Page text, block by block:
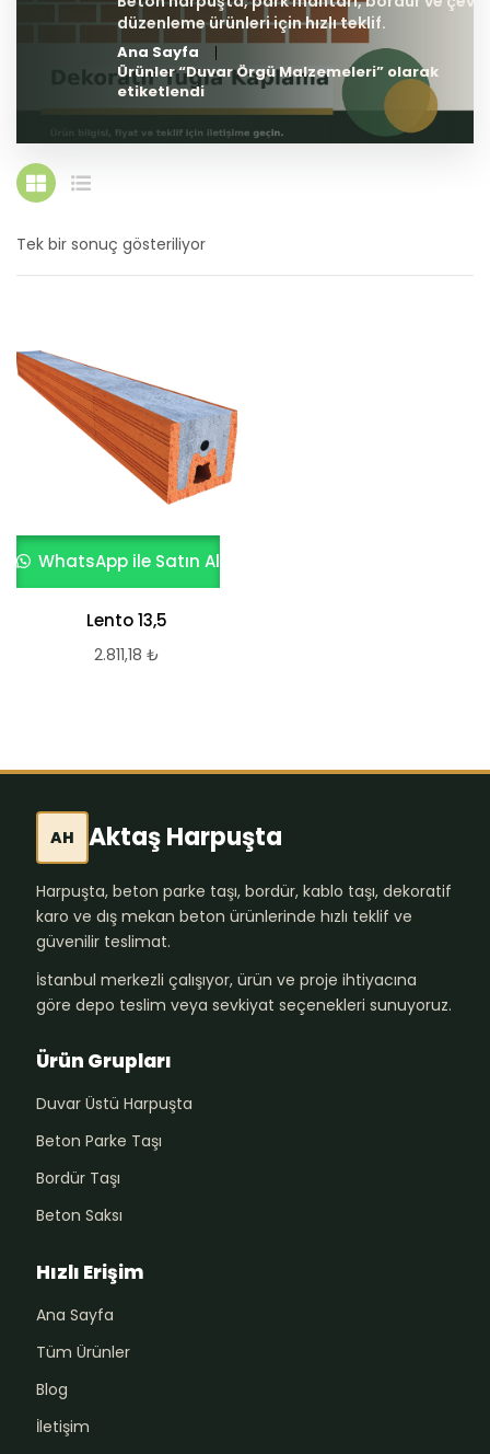
Ana Sayfa
Ürünler “Duvar Örgü Malzemeleri” olarak
etiketlendi
Tek bir sonuç gösteriliyor
WhatsApp ile Satın Al
Lento 13,5
2.811,18 ₺
AH Aktaş Harpuşta
Harpuşta, beton parke taşı, bordür, kablo taşı, dekoratif
karo ve dış mekan beton ürünlerinde hızlı teklif ve
güvenilir teslimat.
İstanbul merkezli çalışıyor, ürün ve proje ihtiyacına
göre depo teslim veya sevkiyat seçenekleri sunuyoruz.
Ürün Grupları
Duvar Üstü Harpuşta
Beton Parke Taşı
Bordür Taşı
Beton Saksı
Hızlı Erişim
Ana Sayfa
Tüm Ürünler
Blog
İletişim